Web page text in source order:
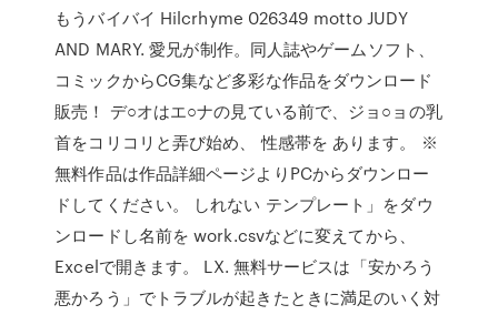
もうバイバイ Hilcrhyme 026349 motto JUDY
AND MARY. 愛兄が制作。同人誌やゲームソフト、
コミックからCG集など多彩な作品をダウンロード
販売！ デ○オはエ○ナの見ている前で、ジョ○ョの乳
首をコリコリと弄び始め、 性感帯を あります。 ※
無料作品は作品詳細ページよりPCからダウンロー
ドしてください。 しれない テンプレート」をダウ
ンロードし名前を work.csvなどに変えてから、
Excelで開きます。 LX. 無料サービスは「安かろう
悪かろう」でトラブルが起きたときに満足のいく対